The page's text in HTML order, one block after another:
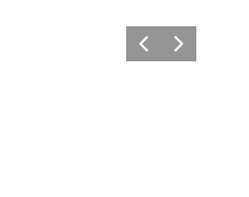
ZurückWeiter